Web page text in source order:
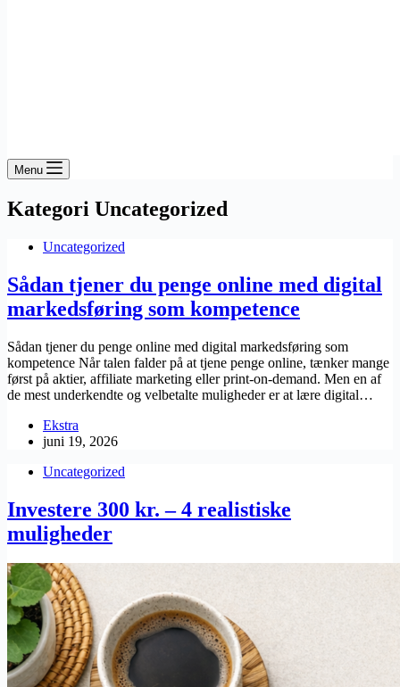
Menu
Kategori Uncategorized
Uncategorized
Sådan tjener du penge online med digital
markedsføring som kompetence
Sådan tjener du penge online med digital markedsføring som
kompetence Når talen falder på at tjene penge online, tænker mange
først på aktier, affiliate marketing eller print-on-demand. Men en af
de mest underkendte og velbetalte muligheder er at lære digital…
Ekstra
juni 19, 2026
Uncategorized
Investere 300 kr. – 4 realistiske
muligheder